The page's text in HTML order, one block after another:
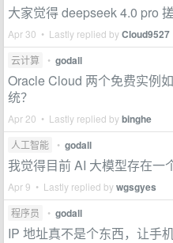
大家觉得 deepseek 4.0 pro
Apr 30 • Lastly replied byCloud9527
云计算 • godall
Oracle Cloud 两个免费实例
统？
Apr 20 • Lastly replied bybinghe
人工智能 • godall
我觉得目前 AI 大模型存在一
Apr 9 • Lastly replied bywgsgyes
程序员 • godall
IP 地址真不是个东西，让手